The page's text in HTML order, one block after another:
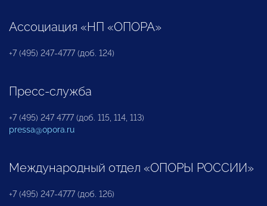
Ассоциация «НП «ОПОРА»
+7 (495) 247-4777 (доб. 124)
Пресс-служба
+7 (495) 247 4777 (доб. 115, 114, 113)
pressa@opora.ru
Международный отдел «ОПОРЫ РОССИИ»
+7 (495) 247-4777 (доб. 126)